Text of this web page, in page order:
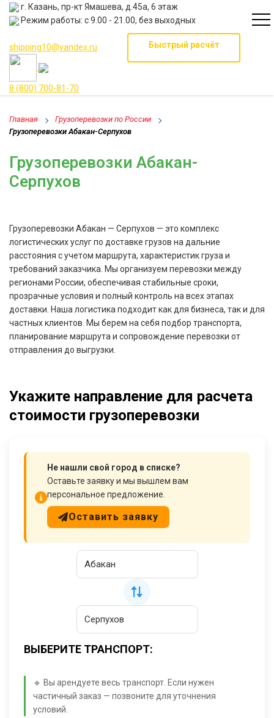
г. Казань, пр-кт Ямашева, д.45а, 6 этаж
Режим работы: с 9.00 - 21.00, без выходных
shipping10@yandex.ru
8 (800) 700-81-70
Быстрый расчёт
Главная
Грузоперевозки по России
Грузоперевозки Абакан-Серпухов
Грузоперевозки Абакан-
Серпухов
Грузоперевозки Абакан — Серпухов — это комплекс
логистических услуг по доставке грузов на дальние
расстояния с учетом маршрута, характеристик груза и
требований заказчика. Мы организуем перевозки между
регионами России, обеспечивая стабильные сроки,
прозрачные условия и полный контроль на всех этапах
доставки. Наша логистика подходит как для бизнеса, так и для
частных клиентов. Мы берем на себя подбор транспорта,
планирование маршрута и сопровождение перевозки от
отправления до выгрузки.
Укажите направление для расчета
стоимости грузоперевозки
Не нашли свой город в списке?
Оставьте заявку и мы вышлем вам
персональное предложение.
Оставить заявку
ВЫБЕРИТЕ ТРАНСПОРТ:
🔹 Вы арендуете весь транспорт. Если нужен
частичный заказ — позвоните для уточнения
условий.